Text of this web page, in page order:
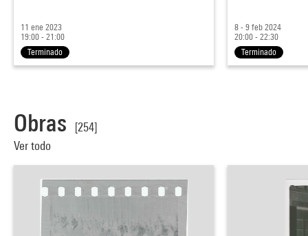
11 ene 2023
19:00 - 21:00
Terminado
8 - 9 feb 2024
20:00 - 22:30
Terminado
Obras
[254]
Ver todo